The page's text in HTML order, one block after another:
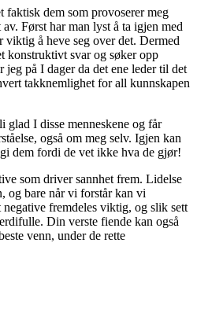
faktisk dem som provoserer meg
Først har man lyst å ta igjen med
viktig å heve seg over det. Dermed
konstruktivt svar og søker opp
på I dager da det ene leder til det
takknemlighet for all kunnskapen
glad I disse menneskene og får
også om meg selv. Igjen kan
dem fordi de vet ikke hva de gjør!
som driver sannhet frem. Lidelse
og bare når vi forstår kan vi
negative fremdeles viktig, og slik sett
Din verste fiende kan også
venn, under de rette